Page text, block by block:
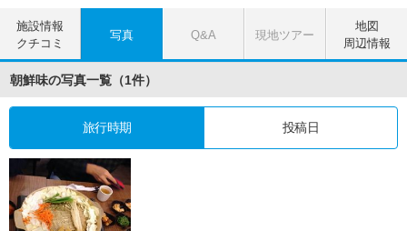
施設情報
クチコミ
写真 Q&A 現地ツアー
地図
周辺情報
朝鮮味の写真一覧（1件）
旅行時期 投稿日